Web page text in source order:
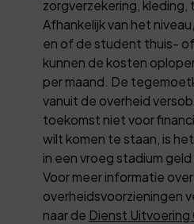
zorgverzekering, kleding,
Afhankelijk van het
en of de student thuis-
kunnen de kosten
per maand. De
vanuit de overheid
toekomst niet voor
wilt komen te staan, is
in een vroeg stadium
Voor meer informatie
overheidsvoorzieningen
naar de Dienst Uitvoering